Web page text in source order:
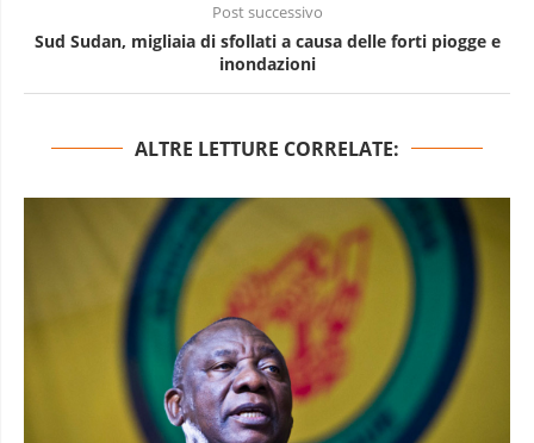
Post successivo
Sud Sudan, migliaia di sfollati a causa delle forti piogge e
inondazioni
ALTRE LETTURE CORRELATE: